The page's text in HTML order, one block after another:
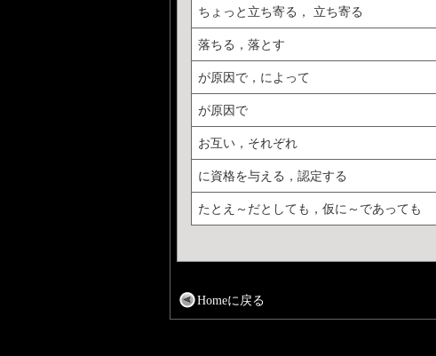
ちょっと立ち寄る， 立ち寄る
落ちる，落とす
が原因で，によって
が原因で
お互い，それぞれ
に資格を与える，認定する
たとえ～だとしても，仮に～であっても
Homeに戻る